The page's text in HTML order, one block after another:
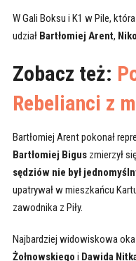
W Gali Boksu i K1 w Pile,
udział Bartłomiej Arent,
Zobacz też:
Rebelianci z
Bartłomiej Arent pokonał
Bartłomiej Biguszmierzył
sędziów nie był
upatrywał w mieszkańcu
zawodnika z Piły.
Najbardziej widowiskowa
Żołnowskiego i Dawida